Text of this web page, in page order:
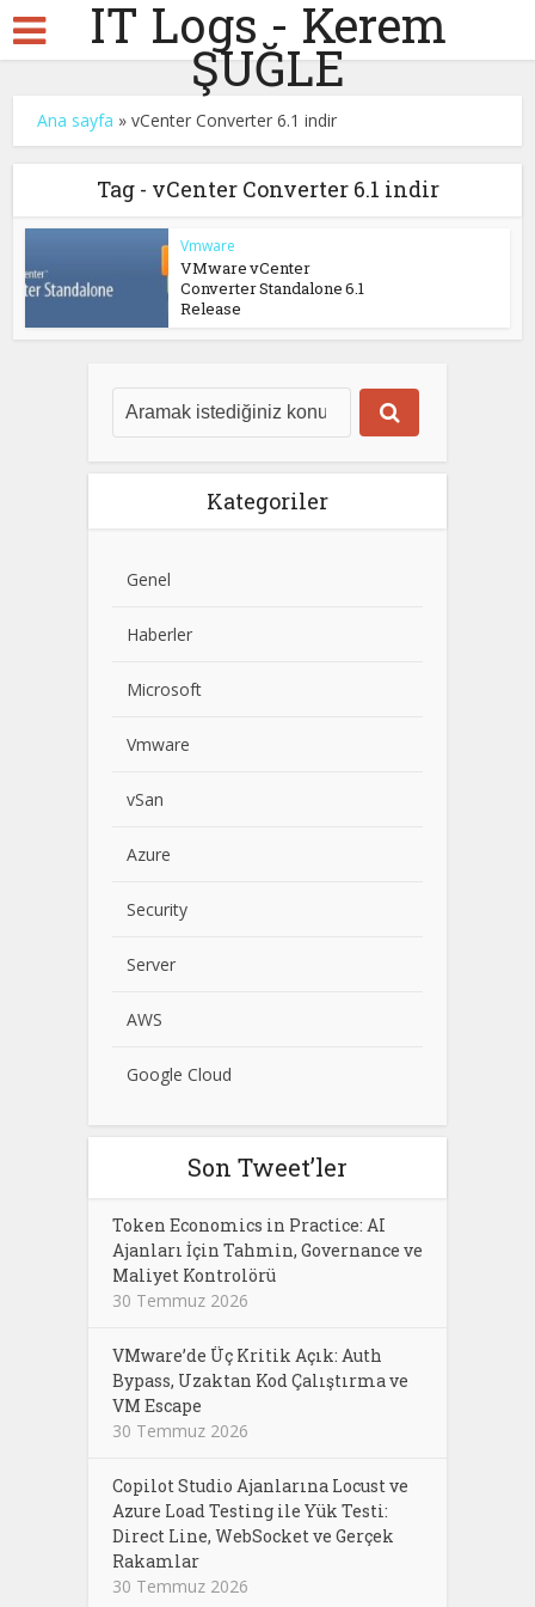
IT Logs - Kerem
ŞUĞLE
Ana sayfa »vCenter Converter 6.1 indir
Tag - vCenter Converter 6.1 indir
Vmware
VMware vCenter
Converter Standalone 6.1
Release
Kategoriler
Genel
Haberler
Microsoft
Vmware
vSan
Azure
Security
Server
AWS
Google Cloud
Son Tweet’ler
Token Economics in Practice: AI
Ajanları İçin Tahmin, Governance ve
Maliyet Kontrolörü
30 Temmuz 2026
VMware’de Üç Kritik Açık: Auth
Bypass, Uzaktan Kod Çalıştırma ve
VM Escape
30 Temmuz 2026
Copilot Studio Ajanlarına Locust ve
Azure Load Testing ile Yük Testi:
Direct Line, WebSocket ve Gerçek
Rakamlar
30 Temmuz 2026